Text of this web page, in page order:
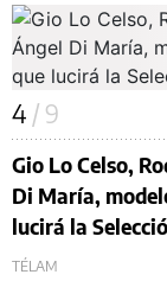
4 / 9
Gio Lo Celso,
Di María,
lucirá la
TÉLAM